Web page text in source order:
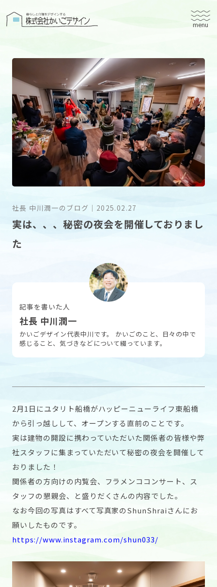
株式会社かいごデザイン
有料老人ホームユタリト
ユタリト船橋
ユタリト市川
デイサービスネスト実籾
建築設計
お問い合わせ
社長 中川潤一のブログ ｜ 2025.02.27
実は、、、秘密の夜会を開催しておりまし
た
記事を書いた人
社長 中川潤一
かいごデザイン代表中川です。 かいごのこと、日々の中で
感じること、気づきなどについて綴っています。
2月1日にユタリト船橋がハッピーニューライフ東船橋
から引っ越しして、オープンする直前のことです。
実は建物の開設に携わっていただいた関係者の皆様や弊
社スタッフに集まっていただいて秘密の夜会を開催して
おりました！
関係者の方向けの内覧会、フラメンココンサート、ス
タッフの懇親会、と盛りだくさんの内容でした。
なお今回の写真はすべて写真家のShunShraiさんにお
願いしたものです。
https://www.instagram.com/shun033/